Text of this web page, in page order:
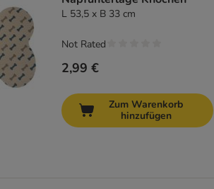
L 53,5 x B 33 cm
2,99 €
Not Rated
Zum Warenkorb
hinzufügen